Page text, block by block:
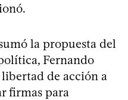
la propuesta del
Fernando
de acción a
firmas para